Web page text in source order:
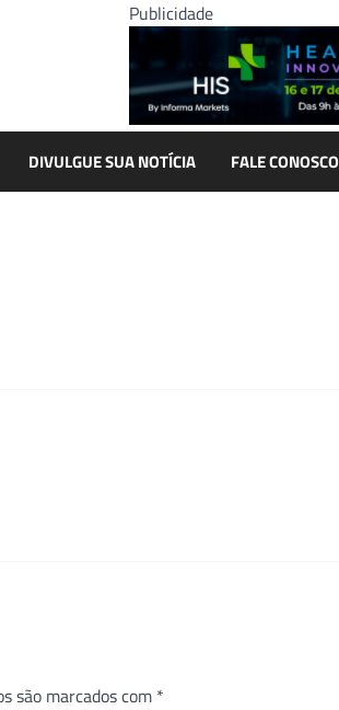
Publicidade
DIVULGUE SUA NOTÍCIA FALE CONOSCO
são marcados com *